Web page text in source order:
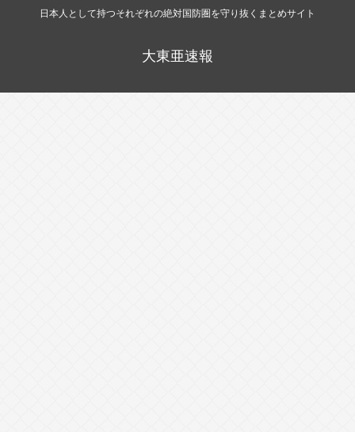
日本人として持つそれぞれの絶対国防圏を守り抜くまとめサイト
大東亜速報